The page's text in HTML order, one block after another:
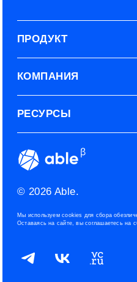
ПРОДУКТ
Библиотека тестов
Используйте Able
Эксперты
ROI рекрутинга
КОМПАНИЯ
О нас
Наши контакты
Условия использования
РЕСУРСЫ
Сообщество
© 2026 Able.
Мы используем cookies для сбора
Оставаясь на сайте, вы соглашаетесь на